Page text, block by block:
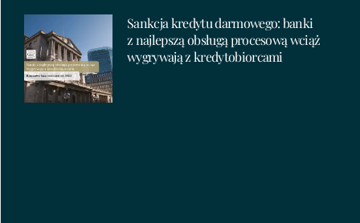
Sankcja kredytu darmowego: banki
z najlepszą obsługą procesową wciąż
wygrywają z kredytobiorcami